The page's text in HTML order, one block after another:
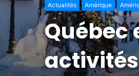
Actualités Amérique
Québec